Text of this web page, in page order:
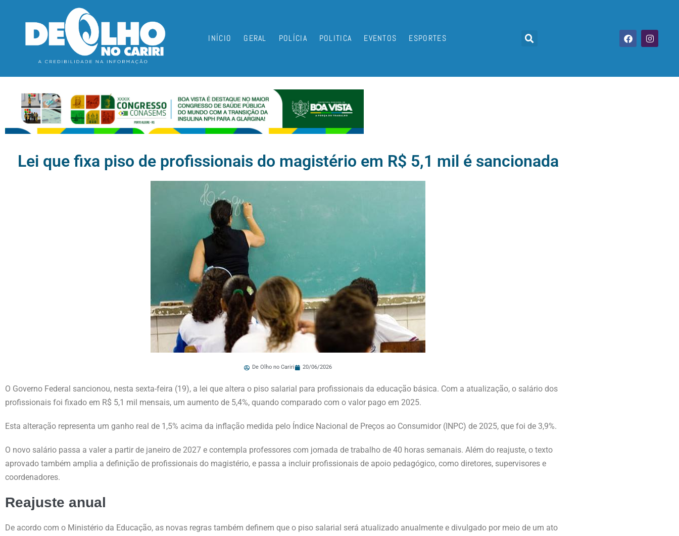
INÍCIO GERAL POLÍCIA POLITICA EVENTOS ESPORTES
Lei que fixa piso de profissionais do magistério em R$ 5,1 mil é sancionada
De Olho no Cariri 20/06/2026
O Governo Federal sancionou, nesta sexta-feira (19), a lei que altera o piso salarial para profissionais da educação básica. Com a atualização, o salário dos
profissionais foi fixado em R$ 5,1 mil mensais, um aumento de 5,4%, quando comparado com o valor pago em 2025.
Esta alteração representa um ganho real de 1,5% acima da inflação medida pelo Índice Nacional de Preços ao Consumidor (INPC) de 2025, que foi de 3,9%.
O novo salário passa a valer a partir de janeiro de 2027 e contempla professores com jornada de trabalho de 40 horas semanais. Além do reajuste, o texto
aprovado também amplia a definição de profissionais do magistério, e passa a incluir profissionais de apoio pedagógico, como diretores, supervisores e
coordenadores.
Reajuste anual
De acordo com o Ministério da Educação, as novas regras também definem que o piso salarial será atualizado anualmente e divulgado por meio de um ato